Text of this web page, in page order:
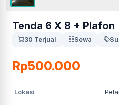
Tenda 6 X 8 + Plafon
30 Terjual Sewa
Rp500.000
Lokasi